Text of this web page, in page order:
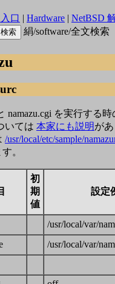
口 | Hardware | NetBSD
絹/software/全文検索
namazu.cgi を実行する
いては 本家にも説明が
/usr/local/etc/sample/
。
初
期
値
設定
/usr/local/var/
/usr/local/var/